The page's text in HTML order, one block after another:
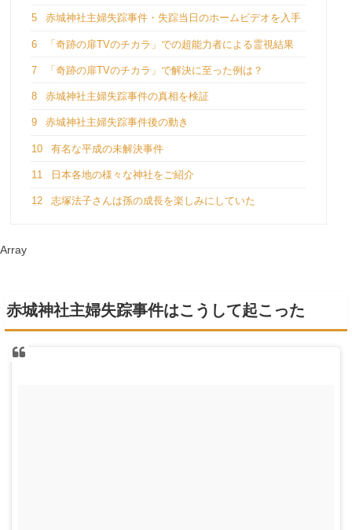
5 赤城神社主婦失踪事件・失踪当日のホームビデオを入手
6 「奇跡の扉TVのチカラ」での超能力者による霊視結果
7 「奇跡の扉TVのチカラ」で解決に至った例は？
8 赤城神社主婦失踪事件の真相を検証
9 赤城神社主婦失踪事件後の動き
10 有名な平成の未解決事件
11 日本各地の様々な神社をご紹介
12 志塚法子さんは孫の成長を楽しみにしていた
Array
赤城神社主婦失踪事件はこうして起こった